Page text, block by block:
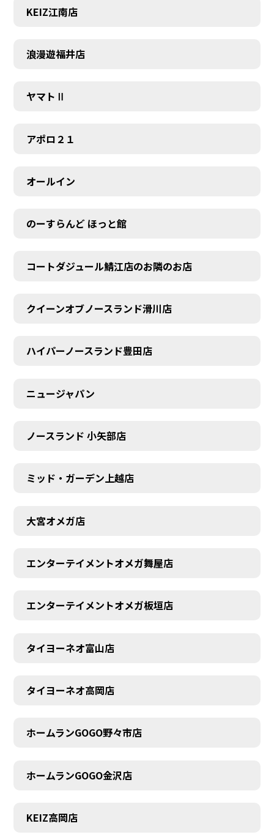
KEIZ江南店
浪漫遊福井店
ヤマトⅡ
アポロ２１
オールイン
のーすらんど ほっと館
コートダジュール鯖江店のお隣のお店
クイーンオブノースランド滑川店
ハイパーノースランド豊田店
ニュージャパン
ノースランド 小矢部店
ミッド・ガーデン上越店
大宮オメガ店
エンターテイメントオメガ舞屋店
エンターテイメントオメガ板垣店
タイヨーネオ富山店
タイヨーネオ高岡店
ホームランGOGO野々市店
ホームランGOGO金沢店
KEIZ高岡店